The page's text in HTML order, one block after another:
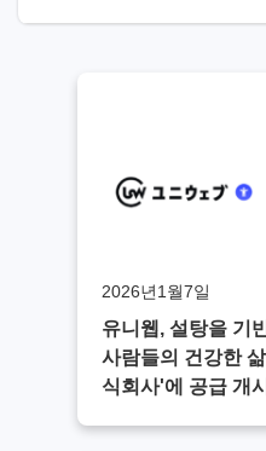
2026년1월7일
유니웹, 설탕을 기
사람들의 건강한
식회사'에 공급 개시